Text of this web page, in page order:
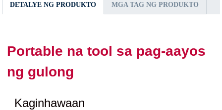
DETALYE NG PRODUKTO MGA TAG NG PRODUKTO
Portable na tool sa pag-aayos
ng gulong
Kaginhawaan